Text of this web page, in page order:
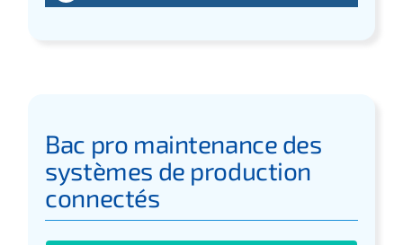
Bac pro maintenance des
systèmes de production
connectés